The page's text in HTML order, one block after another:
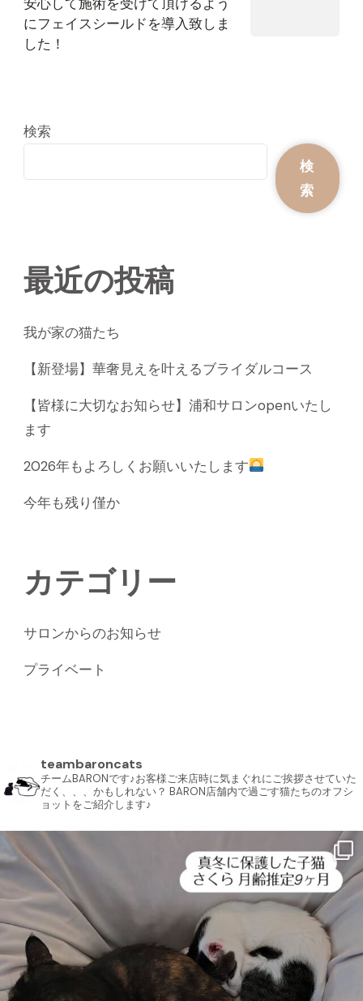
安心して施術を受けて頂けるよう
にフェイスシールドを導入致しま
した！
検索
検
索
最近の投稿
我が家の猫たち
【新登場】華奢見えを叶えるブライダルコース
【皆様に大切なお知らせ】浦和サロンopenいたし
ます
2026年もよろしくお願いいたします
今年も残り僅か
カテゴリー
サロンからのお知らせ
プライベート
teambaroncats
チームBARONです♪お客様ご来店時に気まぐれにご挨拶させていた
だく、、、かもしれない？ BARON店舗内で過ごす猫たちのオフシ
ョットをご紹介します♪